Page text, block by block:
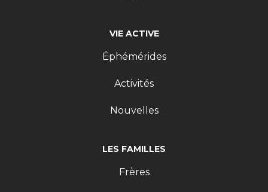
LES FAMILLES
Frères
VIE ACTIVE
Éphémérides
Activités
Nouvelles